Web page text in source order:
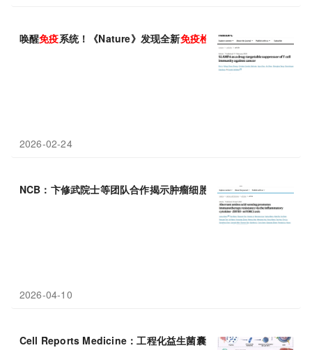
唤醒免疫系统！《Nature》发现全新免疫检查点，SLAMF6可独
2026-02-24
NCB：卞修武院士等团队合作揭示肿瘤细胞异常氨基酸感知新机制
2026-04-10
Cell Reports Medicine：工程化益生菌囊泡靶向诱导焦亡与训练